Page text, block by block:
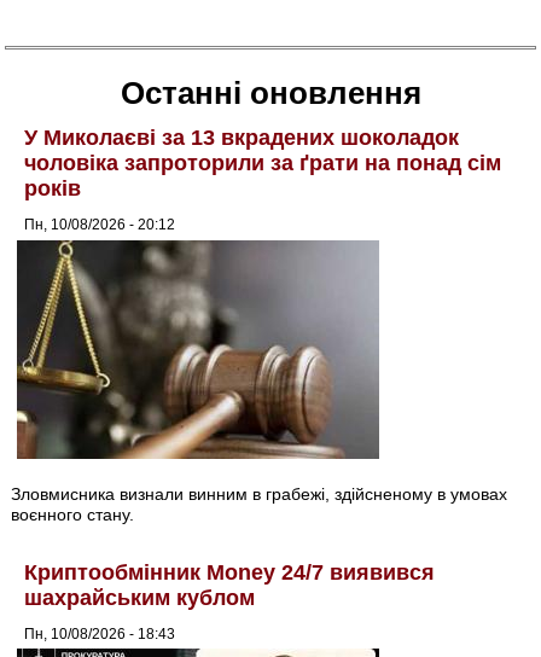
Останні оновлення
У Миколаєві за 13 вкрадених шоколадок
чоловіка запроторили за ґрати на понад сім
років
Пн, 10/08/2026 - 20:12
Зловмисника визнали винним в грабежі, здійсненому в умовах
воєнного стану.
Криптообмінник Money 24/7 виявився
шахрайським кублом
Пн, 10/08/2026 - 18:43